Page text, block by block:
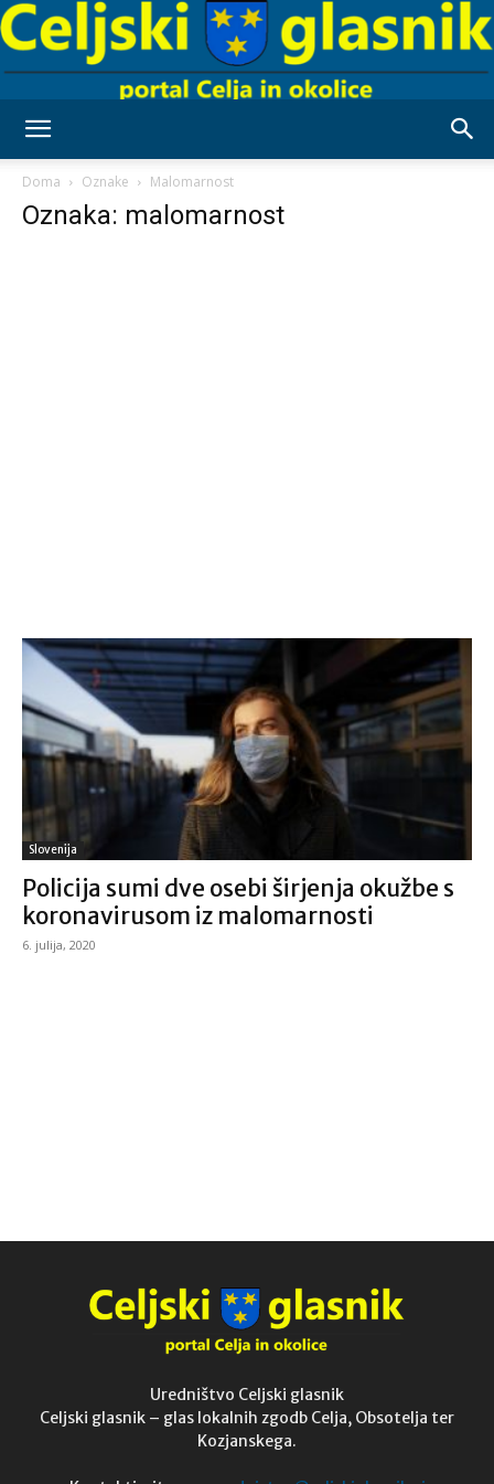
Doma Oznake Malomarnost
Oznaka: malomarnost
Slovenija
Policija sumi dve osebi širjenja okužbe s
koronavirusom iz malomarnosti
6. julija, 2020
Uredništvo Celjski glasnik
Celjski glasnik – glas lokalnih zgodb Celja, Obsotelja ter
Kozjanskega.